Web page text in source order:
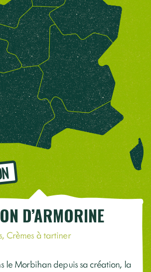
D’ARMORINE
Crèmes à tartiner
le Morbihan depuis sa création, la